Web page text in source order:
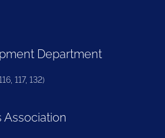
Department
117, 132)
Association